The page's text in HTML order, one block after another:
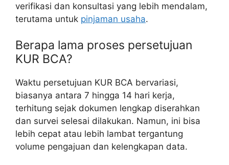
verifikasi dan konsultasi yang lebih mendalam,
terutama untuk pinjaman usaha.
Berapa lama proses persetujuan
KUR BCA?
Waktu persetujuan KUR BCA bervariasi,
biasanya antara 7 hingga 14 hari kerja,
terhitung sejak dokumen lengkap diserahkan
dan survei selesai dilakukan. Namun, ini bisa
lebih cepat atau lebih lambat tergantung
volume pengajuan dan kelengkapan data.